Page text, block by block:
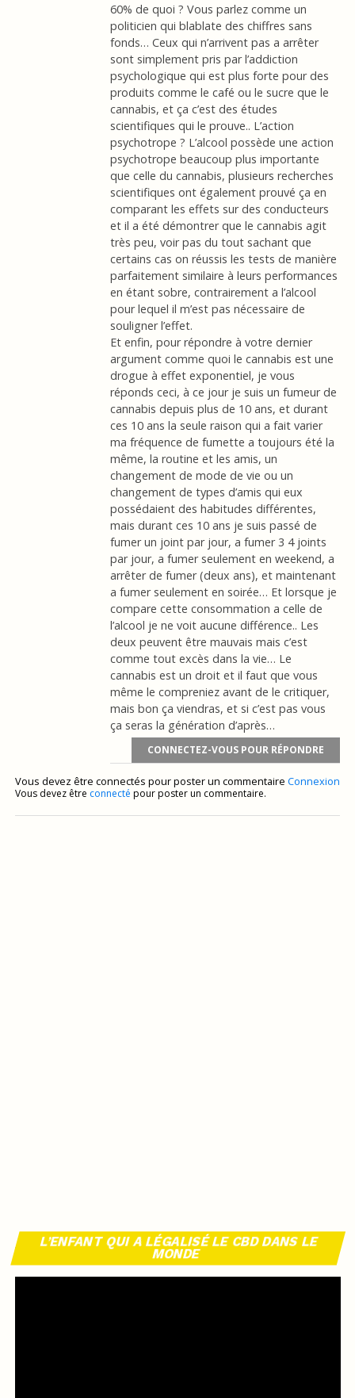
60% de quoi ? Vous parlez comme un
politicien qui blablate des chiffres sans
fonds… Ceux qui n’arrivent pas a arrêter
sont simplement pris par l’addiction
psychologique qui est plus forte pour des
produits comme le café ou le sucre que le
cannabis, et ça c’est des études
scientifiques qui le prouve.. L’action
psychotrope ? L’alcool possède une action
psychotrope beaucoup plus importante
que celle du cannabis, plusieurs recherches
scientifiques ont également prouvé ça en
comparant les effets sur des conducteurs
et il a été démontrer que le cannabis agit
très peu, voir pas du tout sachant que
certains cas on réussis les tests de manière
parfaitement similaire à leurs performances
en étant sobre, contrairement a l’alcool
pour lequel il m’est pas nécessaire de
souligner l’effet.
Et enfin, pour répondre à votre dernier
argument comme quoi le cannabis est une
drogue à effet exponentiel, je vous
réponds ceci, à ce jour je suis un fumeur de
cannabis depuis plus de 10 ans, et durant
ces 10 ans la seule raison qui a fait varier
ma fréquence de fumette a toujours été la
même, la routine et les amis, un
changement de mode de vie ou un
changement de types d’amis qui eux
possédaient des habitudes différentes,
mais durant ces 10 ans je suis passé de
fumer un joint par jour, a fumer 3 4 joints
par jour, a fumer seulement en weekend, a
arrêter de fumer (deux ans), et maintenant
a fumer seulement en soirée… Et lorsque je
compare cette consommation a celle de
l’alcool je ne voit aucune différence.. Les
deux peuvent être mauvais mais c’est
comme tout excès dans la vie… Le
cannabis est un droit et il faut que vous
même le compreniez avant de le critiquer,
mais bon ça viendras, et si c’est pas vous
ça seras la génération d’après…
CONNECTEZ-VOUS POUR RÉPONDRE
Vous devez être connectés pour poster un commentaire Connexion
Vous devez être connecté pour poster un commentaire.
L’ENFANT QUI A LÉGALISÉ LE CBD DANS LE
MONDE